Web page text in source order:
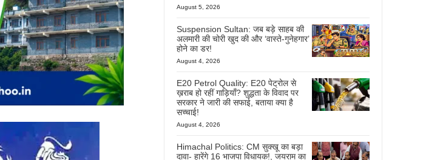
August 5, 2026
Suspension Sultan: जब बड़े साहब की
अलमारी की चोरी खुद की और ‘वास्ते-गुनेहगार’
होने का डर!
August 4, 2026
E20 Petrol Quality: E20 पेट्रोल से
ख़राब हो रहीं गाड़ियाँ? शुद्धता के विवाद पर
सरकार ने जारी की सफाई, बताया क्या है
सच्चाई!
August 4, 2026
Himachal Politics: CM सुक्खू का बड़ा
दावा- हारेंगे 16 भाजपा विधायक!, जयराम का